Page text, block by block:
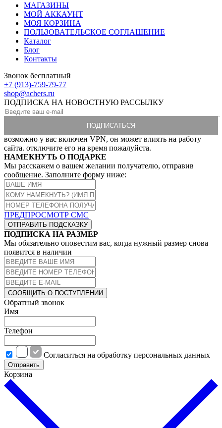
МАГАЗИНЫ
МОЙ АККАУНТ
МОЯ КОРЗИНА
ПОЛЬЗОВАТЕЛЬСКОЕ СОГЛАШЕНИЕ
Каталог
Блог
Контакты
Звонок бесплатный
+7 (913)-759-79-77
shop@achers.ru
ПОДПИСКА НА НОВОСТНУЮ РАССЫЛКУ
возможно у вас включен VPN, он может влиять на работу
сайта. отключите его на время пожалуйста.
НАМЕКНУТЬ О ПОДАРКЕ
Мы расскажем о вашем желании получателю, отправив
сообщение. Заполните форму ниже:
ПРЕДПРОСМОТР СМС
ОТПРАВИТЬ ПОДСКАЗКУ
ПОДПИСКА НА РАЗМЕР
Мы обязательно оповестим вас, когда нужный размер снова
появится в наличии
СООБЩИТЬ О ПОСТУПЛЕНИИ
Обратный звонок
Имя
Телефон
Cогласиться на обработку персональных данных
Отправить
Корзина